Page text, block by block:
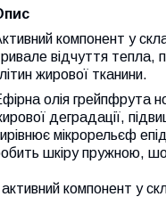
компонент у
відчуття тепла,
жирової тканини.
олія грейпфрута
деградації,
мікрорельєф
шкіру пружною,
компонент у